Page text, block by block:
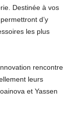
Destinée à vos
d’y
les plus
rencontre
leurs
et Yassen